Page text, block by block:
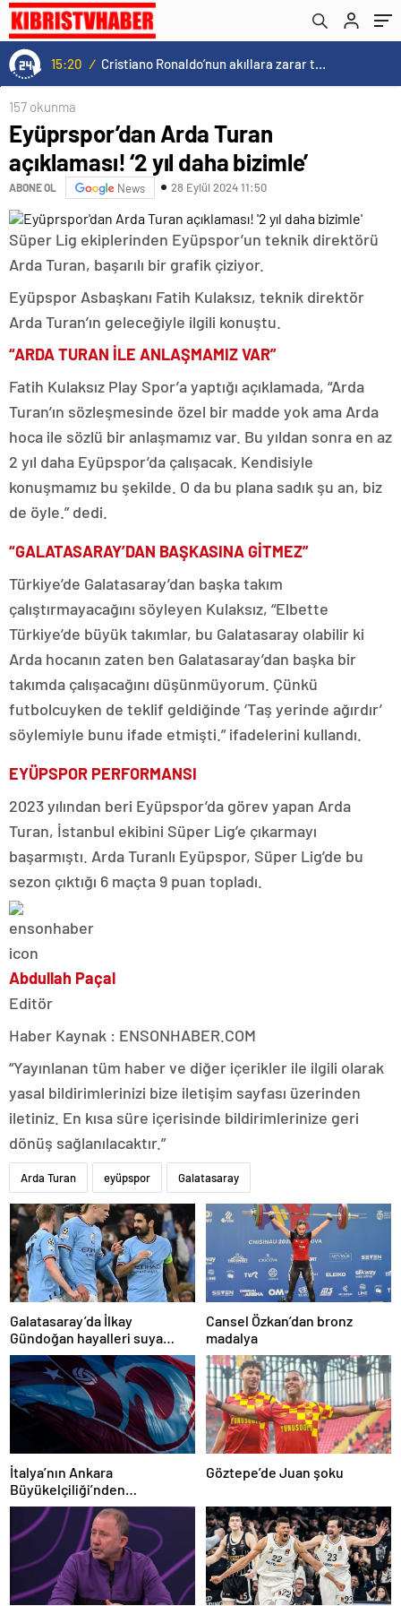
15:20 / Cristiano Ronaldo’nun akıllara zarar tüm kariyerinin istatistiğini çıkardık !
157 okunma
Eyüprspor’dan Arda Turan
açıklaması! ‘2 yıl daha bizimle’
ABONE OL News 28 Eylül 2024 11:50
Süper Lig ekiplerinden Eyüpspor’un teknik direktörü
Arda Turan, başarılı bir grafik çiziyor.
Eyüpspor Asbaşkanı Fatih Kulaksız, teknik direktör
Arda Turan’ın geleceğiyle ilgili konuştu.
“ARDA TURAN İLE ANLAŞMAMIZ VAR”
Fatih Kulaksız Play Spor’a yaptığı açıklamada, “Arda
Turan’ın sözleşmesinde özel bir madde yok ama Arda
hoca ile sözlü bir anlaşmamız var. Bu yıldan sonra en az
2 yıl daha Eyüpspor’da çalışacak. Kendisiyle
konuşmamız bu şekilde. O da bu plana sadık şu an, biz
de öyle.” dedi.
“GALATASARAY’DAN BAŞKASINA GİTMEZ”
Türkiye’de Galatasaray’dan başka takım
çalıştırmayacağını söyleyen Kulaksız, “Elbette
Türkiye’de büyük takımlar, bu Galatasaray olabilir ki
Arda hocanın zaten ben Galatasaray’dan başka bir
takımda çalışacağını düşünmüyorum. Çünkü
futbolcuyken de teklif geldiğinde ‘Taş yerinde ağırdır’
söylemiyle bunu ifade etmişti.” ifadelerini kullandı.
EYÜPSPOR PERFORMANSI
2023 yılından beri Eyüpspor’da görev yapan Arda
Turan, İstanbul ekibini Süper Lig’e çıkarmayı
başarmıştı. Arda Turanlı Eyüpspor, Süper Lig’de bu
sezon çıktığı 6 maçta 9 puan topladı.
Abdullah Paçal
Editör
Haber Kaynak : ENSONHABER.COM
“Yayınlanan tüm haber ve diğer içerikler ile ilgili olarak
yasal bildirimlerinizi bize iletişim sayfası üzerinden
iletiniz. En kısa süre içerisinde bildirimlerinize geri
dönüş sağlanılacaktır.”
Arda Turan eyüpspor Galatasaray
Galatasaray’da İlkay
Gündoğan hayalleri suya
düştü
Cansel Özkan’dan bronz
madalya
İtalya’nın Ankara
Büyükelçiliği’nden
Trabzonspor’a teşekkür
Göztepe’de Juan şoku